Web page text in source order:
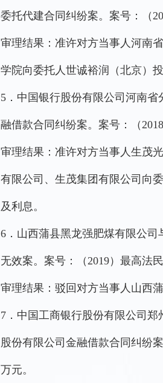
委托代建合同纠纷案。案号：（
审理结果：准许对方当事人河南
学院向委托人世诚裕润（北京）
5．中国银行股份有限公司河南
融借款合同纠纷案。案号：（
审理结果：准许对方当事人生茂
有限公司、生茂集团有限公司向
及利息。
6．山西蒲县黑龙强肥煤有限公
无效案。案号：（2019）最高法
审理结果：驳回对方当事人山西
7．中国工商银行股份有限公司
股份有限公司金融借款合同纠纷
万元。